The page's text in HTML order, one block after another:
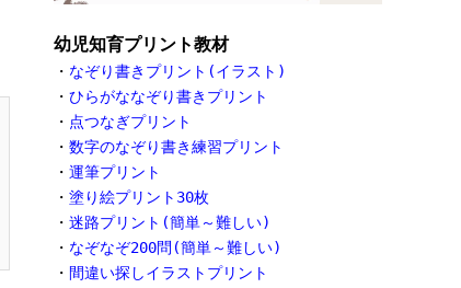
幼児知育プリント教材
・ なぞり書きプリント(イラスト)
・ ひらがななぞり書きプリント
・ 点つなぎプリント
・ 数字のなぞり書き練習プリント
・ 運筆プリント
・ 塗り絵プリント30枚
・ 迷路プリント(簡単～難しい)
・ なぞなぞ200問(簡単～難しい)
・ 間違い探しイラストプリント